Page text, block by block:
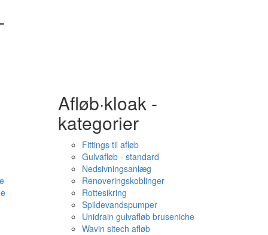
Afløb·kloak -
kategorier
Fittings til afløb
Gulvafløb - standard
Nedsivningsanlæg
Renoveringskoblinger
Rottesikring
Spildevandspumper
Unidrain gulvafløb bruseniche
Wavin sitech afløb